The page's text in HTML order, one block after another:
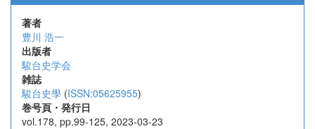
著者
豊川 浩一
出版者
駿台史学会
雑誌
駿台史學 (ISSN:05625955)
巻号頁・発行日
vol.178, pp.99-125, 2023-03-23